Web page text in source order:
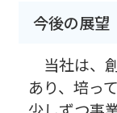
今後の展望
当社は、
あり、培っ